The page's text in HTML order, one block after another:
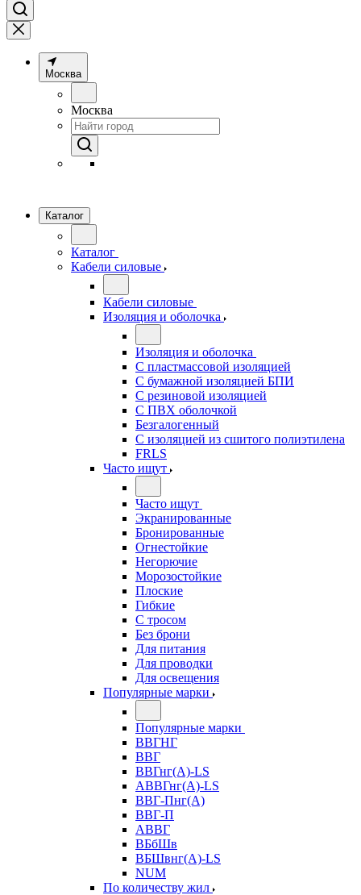
Москва
Москва
Каталог
Каталог
Кабели силовые
Кабели силовые
Изоляция и оболочка
Изоляция и оболочка
С пластмассовой изоляцией
С бумажной изоляцией БПИ
С резиновой изоляцией
С ПВХ оболочкой
Безгалогенный
С изоляцией из сшитого полиэтилена
FRLS
Часто ищут
Часто ищут
Экранированные
Бронированные
Огнестойкие
Негорючие
Морозостойкие
Плоские
Гибкие
С тросом
Без брони
Для питания
Для проводки
Для освещения
Популярные марки
Популярные марки
ВВГНГ
ВВГ
ВВГнг(А)-LS
АВВГнг(А)-LS
ВВГ-Пнг(А)
ВВГ-П
АВВГ
ВБбШв
ВБШвнг(А)-LS
NUM
По количеству жил